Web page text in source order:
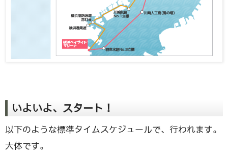
いよいよ、スタート！
以下のような標準タイムスケジュールで、行われます。
大体です。